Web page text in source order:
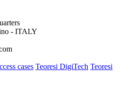
- ITALY
cases Teoresi DigiTech Teoresi